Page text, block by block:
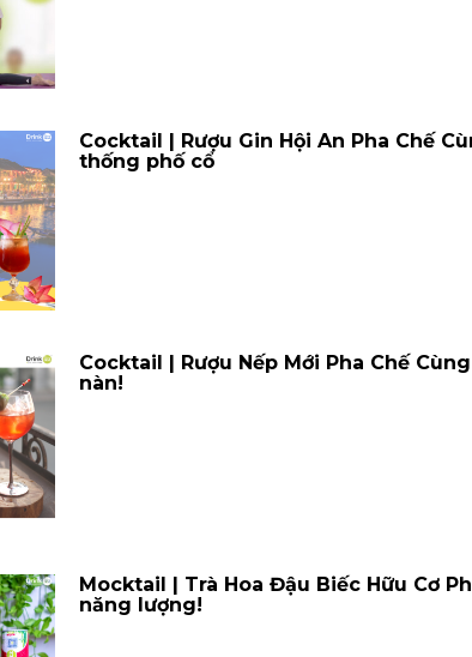
Cocktail | Rượu Gin Hội An Pha Chế
thống phố cổ
Cocktail | Rượu Nếp Mới Pha Chế
nàn!
Mocktail | Trà Hoa Đậu Biếc Hữu Cơ
năng lượng!